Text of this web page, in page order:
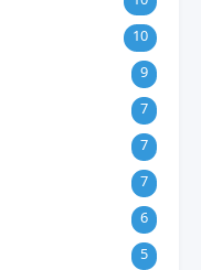
10
9
7
7
7
6
5